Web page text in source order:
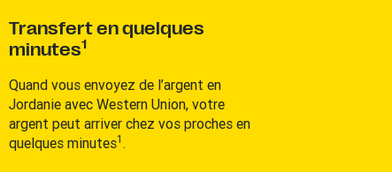
Transfert en quelques
minutes1
Quand vous envoyez de l’argent en
Jordanie avec Western Union, votre
argent peut arriver chez vos proches en
quelques minutes1 .